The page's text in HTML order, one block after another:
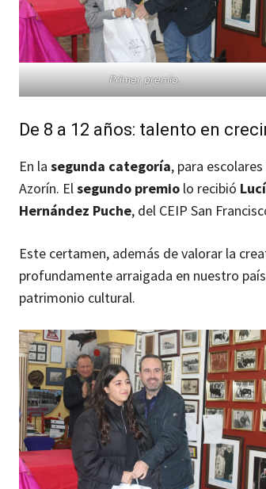
Primer premio.
De 8 a 12 años: talento en
En la segunda categoría, para
Azorín. Elsegundo premio lo recibió
Hernández Puche, del CEIP San
Este certamen, además de valorar la
profundamente arraigada en nuestro
patrimonio cultural.